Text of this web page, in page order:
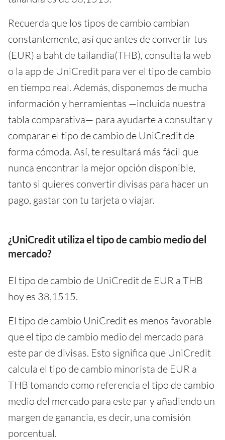
Recuerda que los tipos de cambio cambian
constantemente, así que antes de convertir tus
(EUR) a baht de tailandia(THB), consulta la web
o la app de UniCredit para ver el tipo de cambio
en tiempo real. Además, disponemos de mucha
información y herramientas —incluida nuestra
tabla comparativa— para ayudarte a consultar y
comparar el tipo de cambio de UniCredit de
forma cómoda. Así, te resultará más fácil que
nunca encontrar la mejor opción disponible,
tanto si quieres convertir divisas para hacer un
pago, gastar con tu tarjeta o viajar.
¿UniCredit utiliza el tipo de cambio medio del
mercado?
El tipo de cambio de UniCredit de EUR a THB
hoy es 38,1515.
El tipo de cambio UniCredit es menos favorable
que el tipo de cambio medio del mercado para
este par de divisas. Esto significa que UniCredit
calcula el tipo de cambio minorista de EUR a
THB tomando como referencia el tipo de cambio
medio del mercado para este par y añadiendo un
margen de ganancia, es decir, una comisión
porcentual.